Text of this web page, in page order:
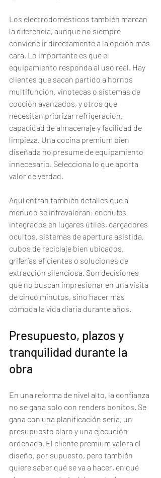
Los electrodomésticos también marcan
la diferencia, aunque no siempre
conviene ir directamente a la opción más
cara. Lo importante es que el
equipamiento responda al uso real. Hay
clientes que sacan partido a hornos
multifunción, vinotecas o sistemas de
cocción avanzados, y otros que
necesitan priorizar refrigeración,
capacidad de almacenaje y facilidad de
limpieza. Una cocina premium bien
diseñada no presume de equipamiento
innecesario. Selecciona lo que aporta
valor de verdad.
Aquí entran también detalles que a
menudo se infravaloran: enchufes
integrados en lugares útiles, cargadores
ocultos, sistemas de apertura asistida,
cubos de reciclaje bien ubicados,
griferías eficientes o soluciones de
extracción silenciosa. Son decisiones
que no buscan impresionar en una visita
de cinco minutos, sino hacer más
cómoda la vida diaria durante años.
Presupuesto, plazos y
tranquilidad durante la
obra
En una reforma de nivel alto, la confianza
no se gana solo con renders bonitos. Se
gana con una planificación seria, un
presupuesto claro y una ejecución
ordenada. El cliente premium valora el
diseño, por supuesto, pero también
quiere saber qué se va a hacer, en qué